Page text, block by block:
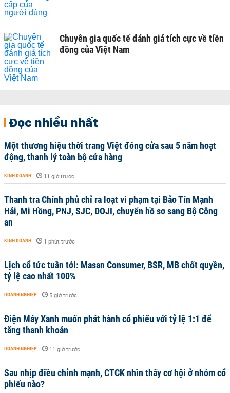
Chuyên gia quốc tế đánh giá tích cực về tiền
đồng của Việt Nam
Đọc nhiều nhất
Một thương hiệu thời trang Việt đóng cửa sau 5 năm hoạt
động, thanh lý toàn bộ cửa hàng
KINH DOANH - 11 giờ trước
Thanh tra Chính phủ chỉ ra loạt vi phạm tại Bảo Tín Mạnh
Hải, Mi Hồng, PNJ, SJC, DOJI, chuyển hồ sơ sang Bộ Công
an
KINH DOANH - 1 phút trước
Lịch cổ tức tuần tới: Masan Consumer, BSR, MB chốt quyền,
tỷ lệ cao nhất 100%
DOANH NGHIỆP - 5 giờ trước
Điện Máy Xanh muốn phát hành cổ phiếu với tỷ lệ 1:1 để
tăng thanh khoản
DOANH NGHIỆP - 11 giờ trước
Sau nhịp điều chỉnh mạnh, CTCK nhìn thấy cơ hội ở nhóm cổ
phiếu nào?